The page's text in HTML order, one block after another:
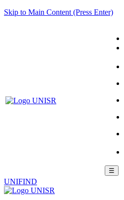
Skip to Main Content (Press Enter)
☰
UNIFIND